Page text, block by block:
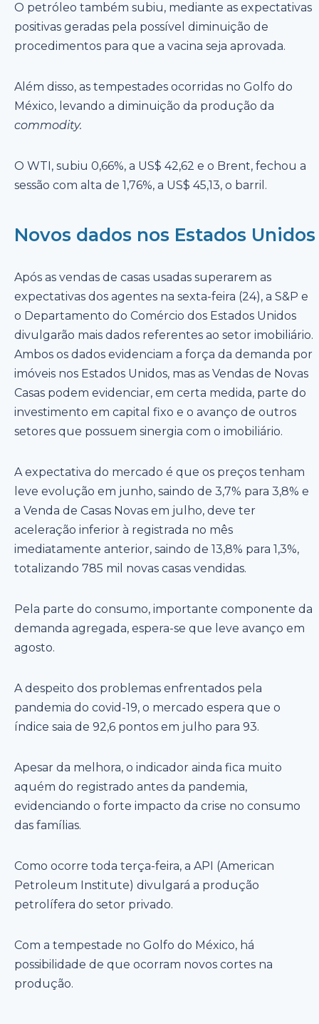
O petróleo também subiu, mediante as expectativas
positivas geradas pela possível diminuição de
procedimentos para que a vacina seja aprovada.
Além disso, as tempestades ocorridas no Golfo do
México, levando a diminuição da produção da
commodity.
O WTI, subiu 0,66%, a US$ 42,62 e o Brent, fechou a
sessão com alta de 1,76%, a US$ 45,13, o barril.
Novos dados nos Estados Unidos
Após as vendas de casas usadas superarem as
expectativas dos agentes na sexta-feira (24), a S&P e
o Departamento do Comércio dos Estados Unidos
divulgarão mais dados referentes ao setor imobiliário.
Ambos os dados evidenciam a força da demanda por
imóveis nos Estados Unidos, mas as Vendas de Novas
Casas podem evidenciar, em certa medida, parte do
investimento em capital fixo e o avanço de outros
setores que possuem sinergia com o imobiliário.
A expectativa do mercado é que os preços tenham
leve evolução em junho, saindo de 3,7% para 3,8% e
a Venda de Casas Novas em julho, deve ter
aceleração inferior à registrada no mês
imediatamente anterior, saindo de 13,8% para 1,3%,
totalizando 785 mil novas casas vendidas.
Pela parte do consumo, importante componente da
demanda agregada, espera-se que leve avanço em
agosto.
A despeito dos problemas enfrentados pela
pandemia do covid-19, o mercado espera que o
índice saia de 92,6 pontos em julho para 93.
Apesar da melhora, o indicador ainda fica muito
aquém do registrado antes da pandemia,
evidenciando o forte impacto da crise no consumo
das famílias.
Como ocorre toda terça-feira, a API (American
Petroleum Institute) divulgará a produção
petrolífera do setor privado.
Com a tempestade no Golfo do México, há
possibilidade de que ocorram novos cortes na
produção.